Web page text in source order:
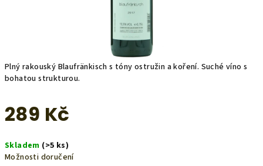
Plný rakouský Blaufränkisch s tóny ostružin a koření. Suché víno s
bohatou strukturou.
289 Kč
cena:
Skladem (>5 ks)
Možnosti doručení